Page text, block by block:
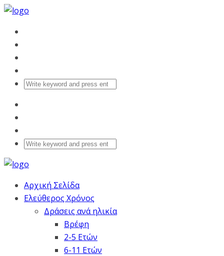
Αρχική Σελίδα
Ελεύθερος Χρόνος
Δράσεις ανά ηλικία
Βρέφη
2-5 Ετών
6-11 Ετών